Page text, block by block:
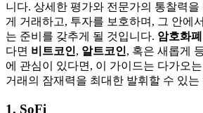
니다. 상세한 평가와 전문가의 통찰력
게 거래하고, 투자를 보호하며, 그 안에
는 준비를 갖추게 될 것입니다. 암호화
다면 비트코인, 알트코인, 혹은 새롭게
에 관심이 있다면, 이 가이드는 다가오
거래의 잠재력을 최대한 발휘할 수 있
1. SoFi